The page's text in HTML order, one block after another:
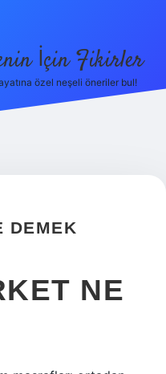
İçin Fikirler
özel neşeli öneriler bul!
DEMEK
NE